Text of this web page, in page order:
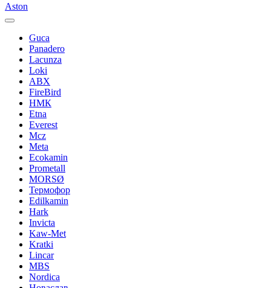
Aston
Guca
Panadero
Lacunza
Loki
ABX
FireBird
НМК
Etna
Everest
Mcz
Meta
Ecokamin
Prometall
MORSØ
Термофор
Edilkamin
Hark
Invicta
Kaw-Met
Kratki
Lincar
MBS
Nordica